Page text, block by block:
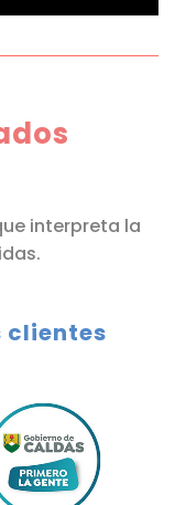
interpreta la
clientes